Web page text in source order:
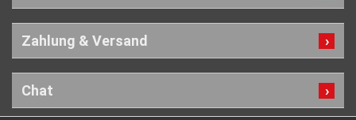
Zahlung & Versand
Chat